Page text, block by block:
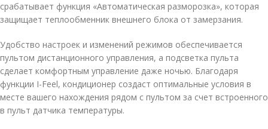
срабатывает функция «Автоматическая разморозка», которая
защищает теплообменник внешнего блока от замерзания.
Удобство настроек и изменений режимов обеспечивается
пультом дистанционного управления, а подсветка пульта
сделает комфортным управление даже ночью. Благодаря
функции I-Feel, кондиционер создаст оптимальные условия в
месте вашего нахождения рядом с пультом за счет встроенного
в пульт датчика температуры.